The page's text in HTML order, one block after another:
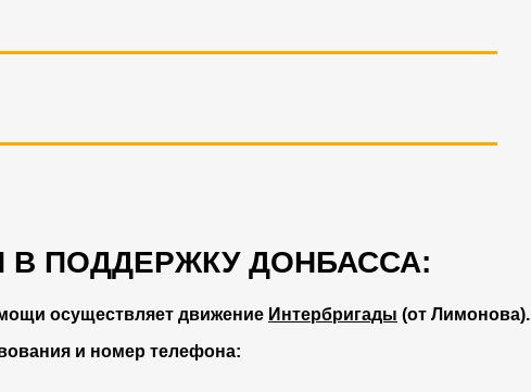
В ПОДДЕРЖКУ ДОНБАССА:
осуществляет движение Интербригады (от Лимонова).
и номер телефона: